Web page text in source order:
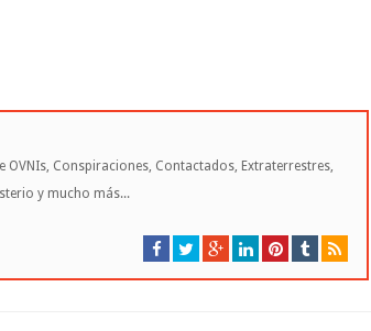
OVNIs, Conspiraciones, Contactados, Extraterrestres,
y mucho más...